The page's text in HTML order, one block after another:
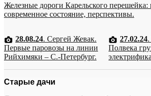
Железные дороги Карельского перешейка:
современное состояние, перспективы.
28.08.24. Сергей Жевак.
Первые паровозы на линии
Рийхимяки – С.-Петербург.
27.02.24
Полвека
Старые дачи